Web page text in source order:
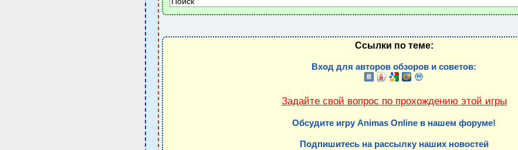
Ссылки по теме:
Вход для авторов обзоров и советов:
Задайте свой вопрос по прохождению этой игры
Обсудите игру Animas Online в нашем форуме!
Подпишитесь на рассылку наших новостей